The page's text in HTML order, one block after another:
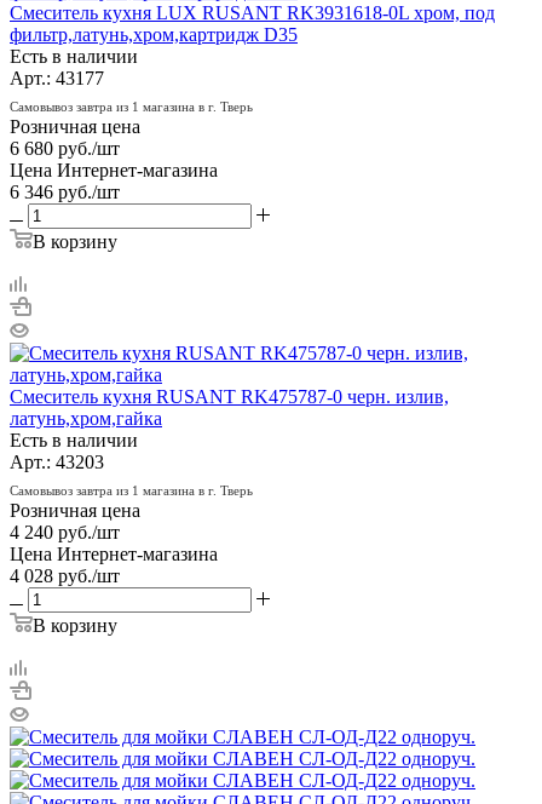
Смеситель кухня LUX RUSANT RK3931618-0L хром, под
фильтр,латунь,хром,картридж D35
Есть в наличии
Арт.: 43177
Самовывоз завтра из 1 магазина в г. Тверь
Розничная цена
6 680 руб./шт
Цена Интернет-магазина
6 346 руб./шт
В корзину
Смеситель кухня RUSANT RK475787-0 черн. излив,
латунь,хром,гайка
Есть в наличии
Арт.: 43203
Самовывоз завтра из 1 магазина в г. Тверь
Розничная цена
4 240 руб./шт
Цена Интернет-магазина
4 028 руб./шт
В корзину